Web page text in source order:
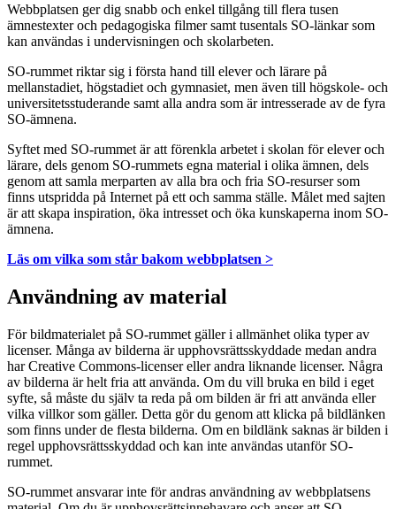
Webbplatsen ger dig snabb och enkel tillgång till flera tusen
ämnestexter och pedagogiska filmer samt tusentals SO-länkar som
kan användas i undervisningen och skolarbeten.
SO-rummet riktar sig i första hand till elever och lärare på
mellanstadiet, högstadiet och gymnasiet, men även till högskole- och
universitetsstuderande samt alla andra som är intresserade av de fyra
SO-ämnena.
Syftet med SO-rummet är att förenkla arbetet i skolan för elever och
lärare, dels genom SO-rummets egna material i olika ämnen, dels
genom att samla merparten av alla bra och fria SO-resurser som
finns utspridda på Internet på ett och samma ställe. Målet med sajten
är att skapa inspiration, öka intresset och öka kunskaperna inom SO-
ämnena.
Läs om vilka som står bakom webbplatsen >
Användning av material
För bildmaterialet på SO-rummet gäller i allmänhet olika typer av
licenser. Många av bilderna är upphovsrättsskyddade medan andra
har Creative Commons-licenser eller andra liknande licenser. Några
av bilderna är helt fria att använda. Om du vill bruka en bild i eget
syfte, så måste du själv ta reda på om bilden är fri att använda eller
vilka villkor som gäller. Detta gör du genom att klicka på bildlänken
som finns under de flesta bilderna. Om en bildlänk saknas är bilden i
regel upphovsrättsskyddad och kan inte användas utanför SO-
rummet.
SO-rummet ansvarar inte för andras användning av webbplatsens